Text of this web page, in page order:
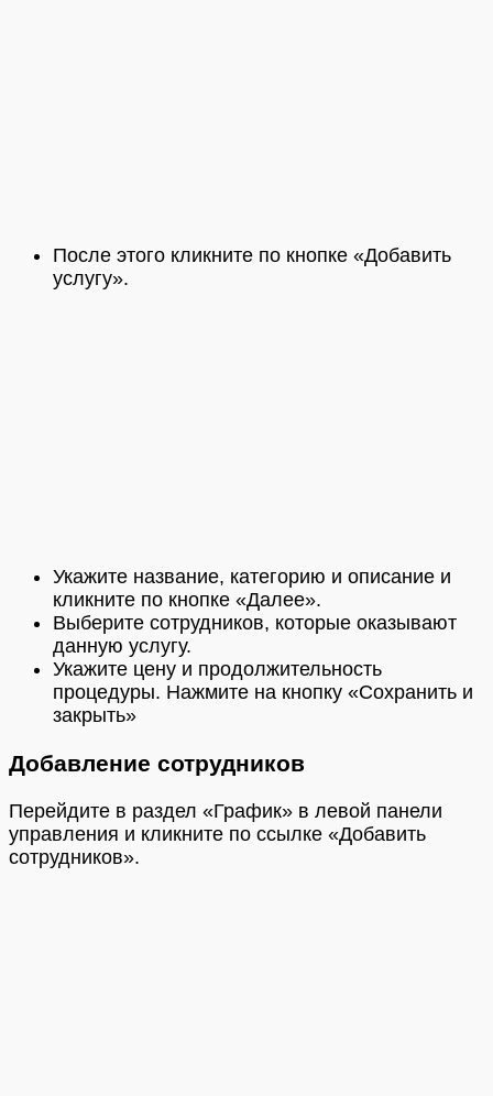
После этого кликните по кнопке «Добавить
услугу».
Укажите название, категорию и описание и
кликните по кнопке «Далее».
Выберите сотрудников, которые оказывают
данную услугу.
Укажите цену и продолжительность
процедуры. Нажмите на кнопку «Сохранить и
закрыть»
Добавление сотрудников
Перейдите в раздел «График» в левой панели
управления и кликните по ссылке «Добавить
сотрудников».